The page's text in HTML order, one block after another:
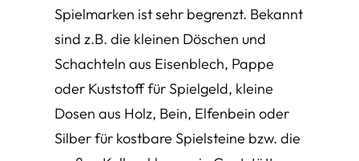
Spielmarken ist sehr begrenzt. Bekannt
sind z.B. die kleinen Döschen und
Schachteln aus Eisenblech, Pappe
oder Kuststoff für Spielgeld, kleine
Dosen aus Holz, Bein, Elfenbein oder
Silber für kostbare Spielsteine bzw. die